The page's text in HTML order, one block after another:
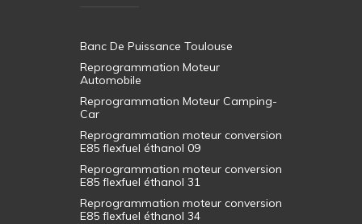
Banc De Puissance Toulouse
Reprogrammation Moteur
Automobile
Reprogrammation Moteur Camping-
Car
Reprogrammation moteur conversion
E85 flexfuel éthanol 09
Reprogrammation moteur conversion
E85 flexfuel éthanol 31
Reprogrammation moteur conversion
E85 flexfuel éthanol 34